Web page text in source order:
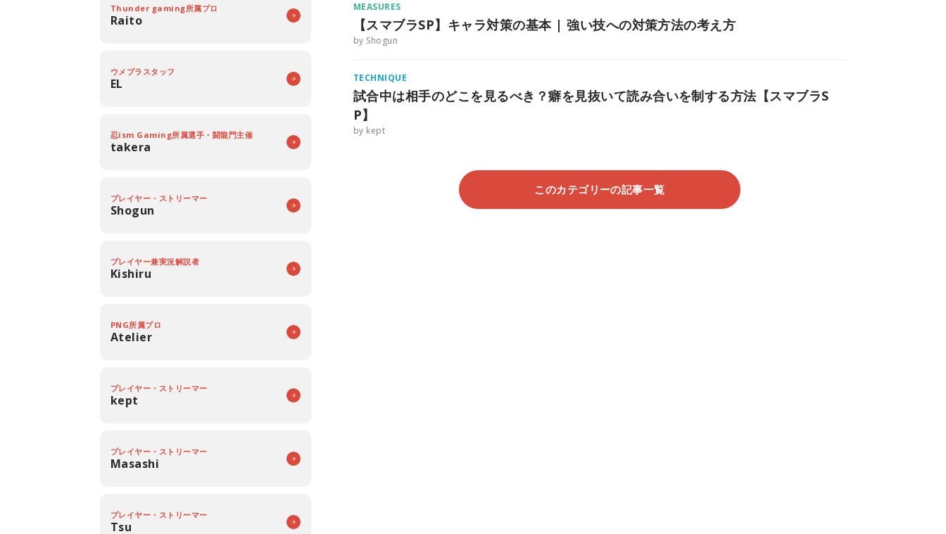
MEASURES
【スマブラSP】キャラ対策の基本 | 強い技への対策方法の考え方
by Shogun
TECHNIQUE
試合中は相手のどこを見るべき？癖を見抜いて読み合いを制する方法【スマブラS
P】
by kept
このカテゴリーの記事一覧
Thunder gaming所属プロ
Raito
ウメブラスタッフ
EL
忍ism Gaming所属選手・闘龍門主催
takera
プレイヤー・ストリーマー
Shogun
プレイヤー兼実況解説者
Kishiru
PNG所属プロ
Atelier
プレイヤー・ストリーマー
kept
プレイヤー・ストリーマー
Masashi
プレイヤー・ストリーマー
Tsu